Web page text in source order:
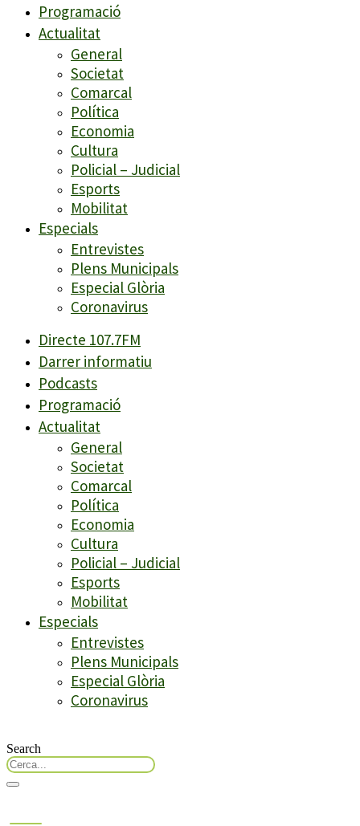
Programació
Actualitat
General
Societat
Comarcal
Política
Economia
Cultura
Policial – Judicial
Esports
Mobilitat
Especials
Entrevistes
Plens Municipals
Especial Glòria
Coronavirus
Directe 107.7FM
Darrer informatiu
Podcasts
Programació
Actualitat
General
Societat
Comarcal
Política
Economia
Cultura
Policial – Judicial
Esports
Mobilitat
Especials
Entrevistes
Plens Municipals
Especial Glòria
Coronavirus
Search